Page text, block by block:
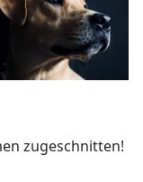
zugeschnitten!